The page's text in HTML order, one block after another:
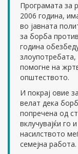
Програмата за
2006 година,
во јавната
за борба
година
помогне на
општеството.
И покрај овие
велат дека
попречена од
вклучувајќи го
насилството
семејна работа.